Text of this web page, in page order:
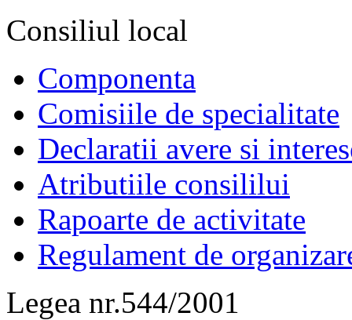
Consiliul local
Componenta
Comisiile de specialitate
Declaratii avere si
Atributiile consililui
Rapoarte de activitate
Regulament de
Legea nr.544/2001